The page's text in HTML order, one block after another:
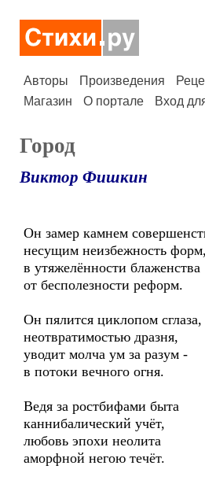
Авторы Произведения
Магазин
О портале Вход
Город
Виктор Фишкин
Он замер камнем
несущим неизбежность форм,
в утяжелённости блаженства
от бесполезности реформ.
Он пялится циклопом сглаза,
неотвратимостью дразня,
уводит молча ум за разум -
в потоки вечного огня.
Ведя за ростбифами быта
каннибалический учёт,
любовь эпохи неолита
аморфной негою течёт.